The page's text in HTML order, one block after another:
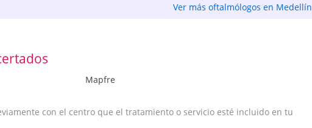
Ver más oftalmólogos en Medellín
Mapfre
con el centro que el tratamiento o servicio esté incluido en tu